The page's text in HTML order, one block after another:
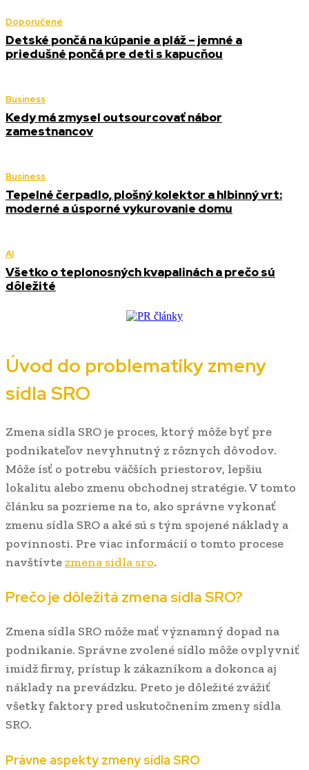
Doporučené
Detské pončá na kúpanie a pláž – jemné a
priedušné pončá pre deti s kapucňou
Business
Kedy má zmysel outsourcovať nábor
zamestnancov
Business
Tepelné čerpadlo, plošný kolektor a hlbinný vrt:
moderné a úsporné vykurovanie domu
AI
Všetko o teplonosných kvapalinách a prečo sú
dôležité
Úvod do problematiky zmeny
sídla SRO
Zmena sídla SRO je proces, ktorý môže byť pre
podnikateľov nevyhnutný z rôznych dôvodov.
Môže ísť o potrebu väčších priestorov, lepšiu
lokalitu alebo zmenu obchodnej stratégie. V tomto
článku sa pozrieme na to, ako správne vykonať
zmenu sídla SRO a aké sú s tým spojené náklady a
povinnosti. Pre viac informácií o tomto procese
navštívtezmena sidla sro.
Prečo je dôležitá zmena sídla SRO?
Zmena sídla SRO môže mať významný dopad na
podnikanie. Správne zvolené sídlo môže ovplyvniť
imidž firmy, prístup k zákazníkom a dokonca aj
náklady na prevádzku. Preto je dôležité zvážiť
všetky faktory pred uskutočnením zmeny sídla
SRO.
Právne aspekty zmeny sídla SRO